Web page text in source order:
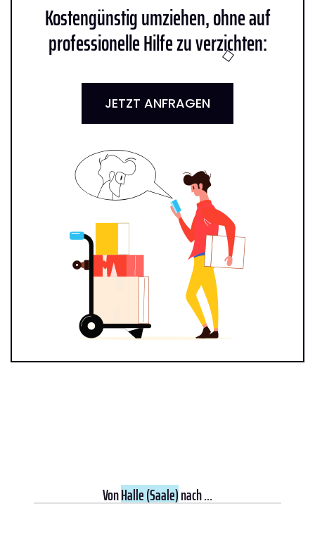
Kostengünstig umziehen, ohne auf
professionelle Hilfe zu verzichten:
JETZT ANFRAGEN
VonHalle (Saale)nach ...